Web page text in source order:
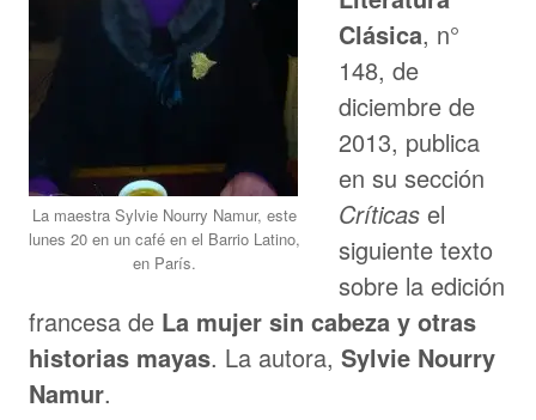
La maestra Sylvie Nourry Namur, este
lunes 20 en un café en el Barrio Latino,
en París.
Clásica, n°
148, de
diciembre de
2013, publica
en su sección
Críticas el
siguiente texto
sobre la edición
francesa de La mujer sin cabeza y otras
historias mayas. La autora, Sylvie Nourry
Namur.